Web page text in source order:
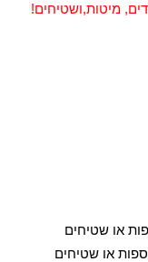
מיטות,ושטיחים!